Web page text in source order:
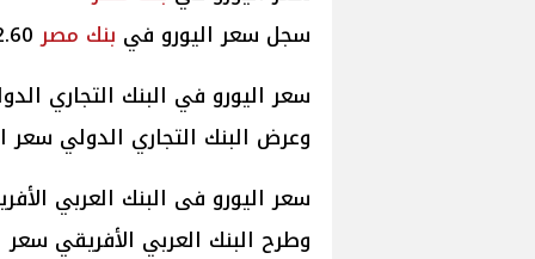
سجل سعر اليورو في بنك مصر52.60
سعر اليورو في البنك التجاري
وعرض البنك التجاري الدولي سعر
سعر اليورو فى البنك العربي
وطرح البنك العربي الأفريقي سعر اليورو بنحو52.63 جنيه